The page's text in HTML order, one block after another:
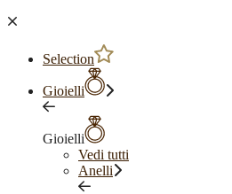
Selection
Gioielli
Gioielli
Vedi tutti
Anelli